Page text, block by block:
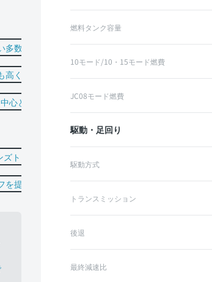
燃料タンク容量
10モード/10・15モード燃費
JC08モード燃費
駆動・足回り
駆動方式
トランスミッション
後退
最終減速比